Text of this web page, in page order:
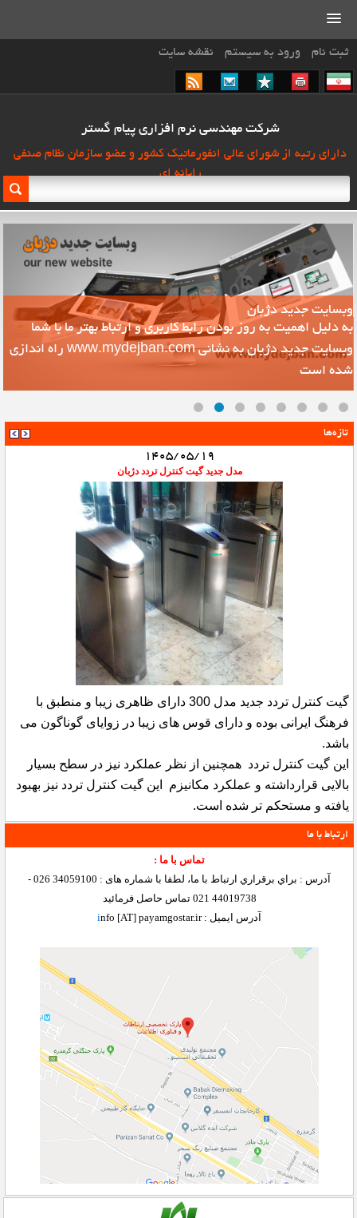
ثبت نام ورود به سیستم نقشه سایت
شرکت مهندسی نرم افزاری پیام گستر
دارای رتبه از شورای عالی انفورماتیک کشور و عضو سازمان نظام صنفی
رایانه ای
وبسایت جدید دژبان
به دلیل اهمیت به روز بودن رابط کاربری و ارتباط بهتر ما با شما
وبسایت جدید دژبان به نشانی www.mydejban.com راه اندازی
شده است
تازه‌ها
1405/05/19
مدل جدید گیت کنترل تردد دژبان
گیت کنترل تردد جدید مدل 300 دارای ظاهری زیبا و منطبق با
فرهنگ ایرانی بوده و دارای قوس های زیبا در زوایای گوناگون می
باشد.
این گیت کنترل تردد همچنین از نظر عملکرد نیز در سطح بسیار
بالایی قرارداشته و عملکرد مکانیزم این گیت کنترل تردد نیز بهبود
یافته و مستحکم تر شده است.
ارتباط با ما
تماس با ما :
آدرس : براي برقراري ارتباط با ما، لطفا با شماره های : 34059100 026 -
44019738 021 تماس حاصل فرمائید
آدرس ایمیل :
info [AT] payamgostar.ir